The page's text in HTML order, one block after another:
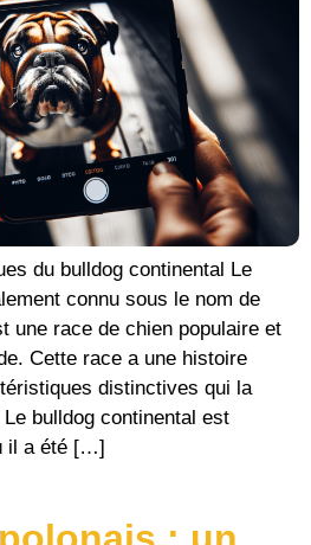
du bulldog continental Le
connu sous le nom de
une race de chien populaire et
Cette race a une histoire
distinctives qui la
bulldog continental est
il a été […]